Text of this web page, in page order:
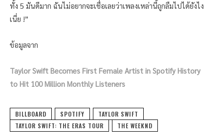
ทั้ง 5 มันดีมาก ฉันไม่อยากจะเชื่อเลยว่าเพลงเหล่านี้ถูกลืมไปได้ยังไง
เนี่ย !”
ข้อมูลจาก
Taylor Swift Becomes First Female Artist in Spotify History
to Hit 100 Million Monthly Listeners
BILLBOARD SPOTIFY
TAYLOR SWIFT
TAYLOR SWIFT: THE ERAS TOUR
THE WEEKND